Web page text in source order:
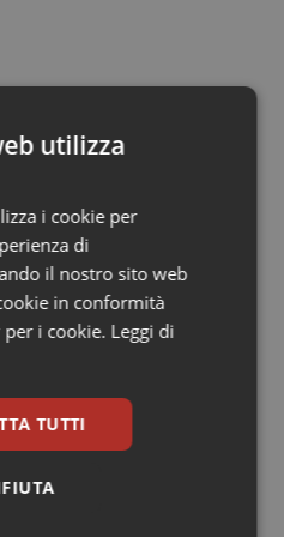
Ue solo il 2% delle
utilizza
i cookie per
di
il nostro sito web
in conformità
i cookie. Leggi di
TUTTI